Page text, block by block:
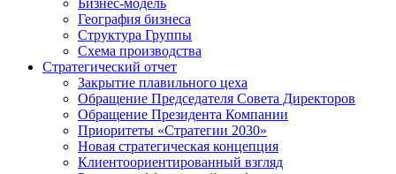
Бизнес-модель
География бизнеса
Структура Группы
Схема производства
Стратегический отчет
Закрытие плавильного цеха
Обращение Председателя Совета Директоров
Обращение Президента Компании
Приоритеты «Стратегии 2030»
Новая стратегическая концепция
Клиентоориентированный взгляд